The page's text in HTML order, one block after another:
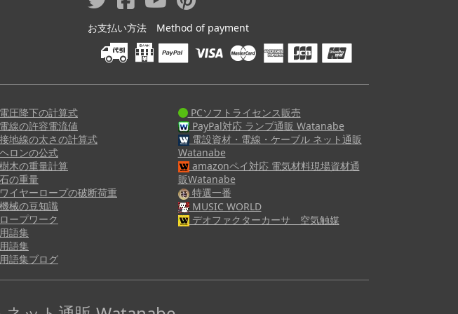
お支払い方法 Method of payment
電圧降下の計算式
電線の許容電流値
接地線の太さの計算式
ヘロンの公式
樹木の重量計算
石の重量
ワイヤーロープの破断荷重
機械の豆知識
ロープワーク
用語集
用語集
用語集ブログ
PCソフトライセンス販売
PayPal対応 ランプ通販 Watanabe
電設資材・電線・ケーブル ネット通販
Watanabe
amazonペイ対応 電気材料現場資材通
販Watanabe
特選一番
MUSIC WORLD
デオファクターカーサ 空気触媒